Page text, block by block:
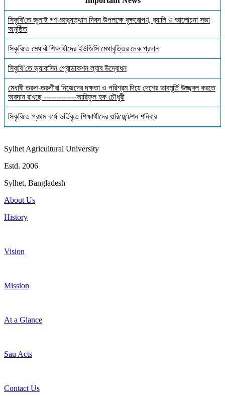
সিকৃবি'তে জুলাই গণ-অভ্যুত্থান দিবস উপলক্ষে বৃক্ষরোপণ, র‍্যালি ও আলোচনা সভা
অনুষ্ঠিত
সিকৃবিতে মেধাবী শিক্ষার্থীদের ইউজিসি মেধাবৃত্তির চেক প্রদান
সিকৃবি’তে ভ্যাকসিন প্রোডাকশন ল্যাব উদ্বোধন
মেধাবী তরুণ-তরুণীরা নিজেদের দক্ষতা ও পরিশ্রম দিয়ে দেশের ভাবমূর্তি উজ্জ্বল করতে
অবদান রাখছে -------------আরিফুল হক চৌধুরী
সিকৃবিতে প্রথম বর্ষে ভর্তিকৃত শিক্ষার্থীদের ওরিয়েন্টেশন শনিবার
Sylhet Agricultural University
Estd. 2006
Sylhet, Bangladesh
About Us
History
Vision
Mission
At a Glance
Sau Acts
Contact Us